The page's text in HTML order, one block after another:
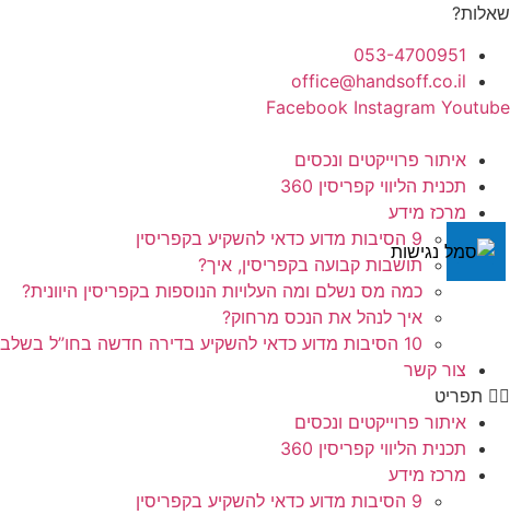
דלג
שאלות?
053-4700951
office@handsoff.co.il
Facebook Instagram Youtube
איתור פרוייקטים ונכסים
תכנית הליווי קפריסין 360
מרכז מידע
9 הסיבות מדוע כדאי להשקיע בקפריסין
תושבות קבועה בקפריסין, איך?
כמה מס נשלם ומה העלויות הנוספות בקפריסין היוונית?
איך לנהל את הנכס מרחוק?
10 הסיבות מדוע כדאי להשקיע בדירה חדשה בחו”ל בשלב הפריסייל
צור קשר
תפריט
איתור פרוייקטים ונכסים
תכנית הליווי קפריסין 360
מרכז מידע
9 הסיבות מדוע כדאי להשקיע בקפריסין